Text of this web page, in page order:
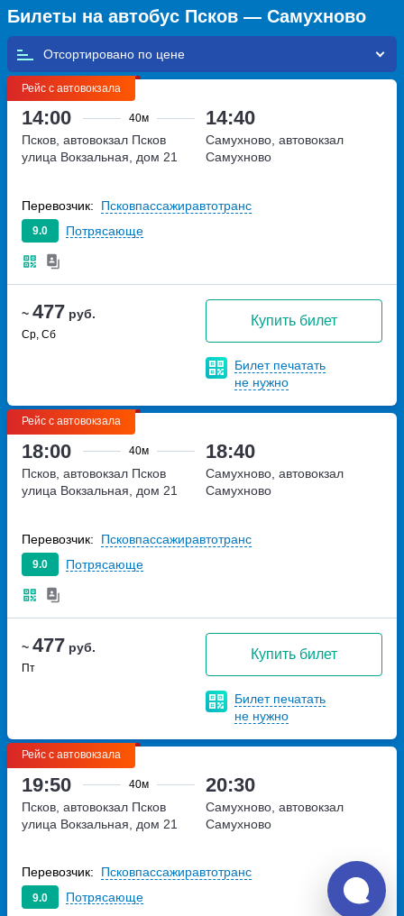
Билеты на автобус Псков — Самухново
Отсортировано по
Рейс с автовокзала
14:00 40м 14:40
~ 477 руб.
Ср, Сб
Купить билет
Билет печатать
не нужно
Псков, автовокзал Псков
улица Вокзальная, дом 21
Самухново, автовокзал
Самухново
9.0 Потрясающе
Перевозчик: Псковпассажиравтотранс
Рейс с автовокзала
18:00 40м 18:40
~ 477 руб.
Пт
Купить билет
Билет печатать
не нужно
Псков, автовокзал Псков
улица Вокзальная, дом 21
Самухново, автовокзал
Самухново
9.0 Потрясающе
Перевозчик: Псковпассажиравтотранс
Рейс с автовокзала
19:50 40м 20:30
Псков, автовокзал Псков
улица Вокзальная, дом 21
Самухново, автовокзал
Самухново
9.0 Потрясающе
Перевозчик: Псковпассажиравтотранс